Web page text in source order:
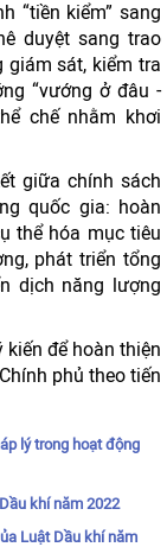
“tiền kiểm” sang
duyệt sang trao
giám sát, kiểm tra
“vướng ở đâu -
chế nhằm khơi
giữa chính sách
quốc gia: hoàn
thể hóa mục tiêu
phát triển tổng
dịch năng lượng
kiến để hoàn thiện
phủ theo tiến
lý trong hoạt động
khí năm 2022
Luật Dầu khí năm